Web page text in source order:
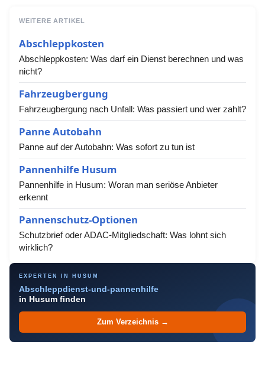
WEITERE ARTIKEL
Abschleppkosten
Abschleppkosten: Was darf ein Dienst berechnen und was
nicht?
Fahrzeugbergung
Fahrzeugbergung nach Unfall: Was passiert und wer zahlt?
Panne Autobahn
Panne auf der Autobahn: Was sofort zu tun ist
Pannenhilfe Husum
Pannenhilfe in Husum: Woran man seriöse Anbieter
erkennt
Pannenschutz-Optionen
Schutzbrief oder ADAC-Mitgliedschaft: Was lohnt sich
wirklich?
EXPERTEN IN HUSUM
Abschleppdienst-und-pannenhilfe
in Husum finden
Zum Verzeichnis →